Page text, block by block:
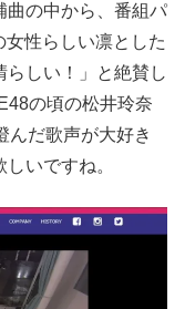
曲の中から、番組パ
性らしい凛とした
らしい！」と絶賛し
の頃の松井玲奈
んだ歌声が大好き
いですね。